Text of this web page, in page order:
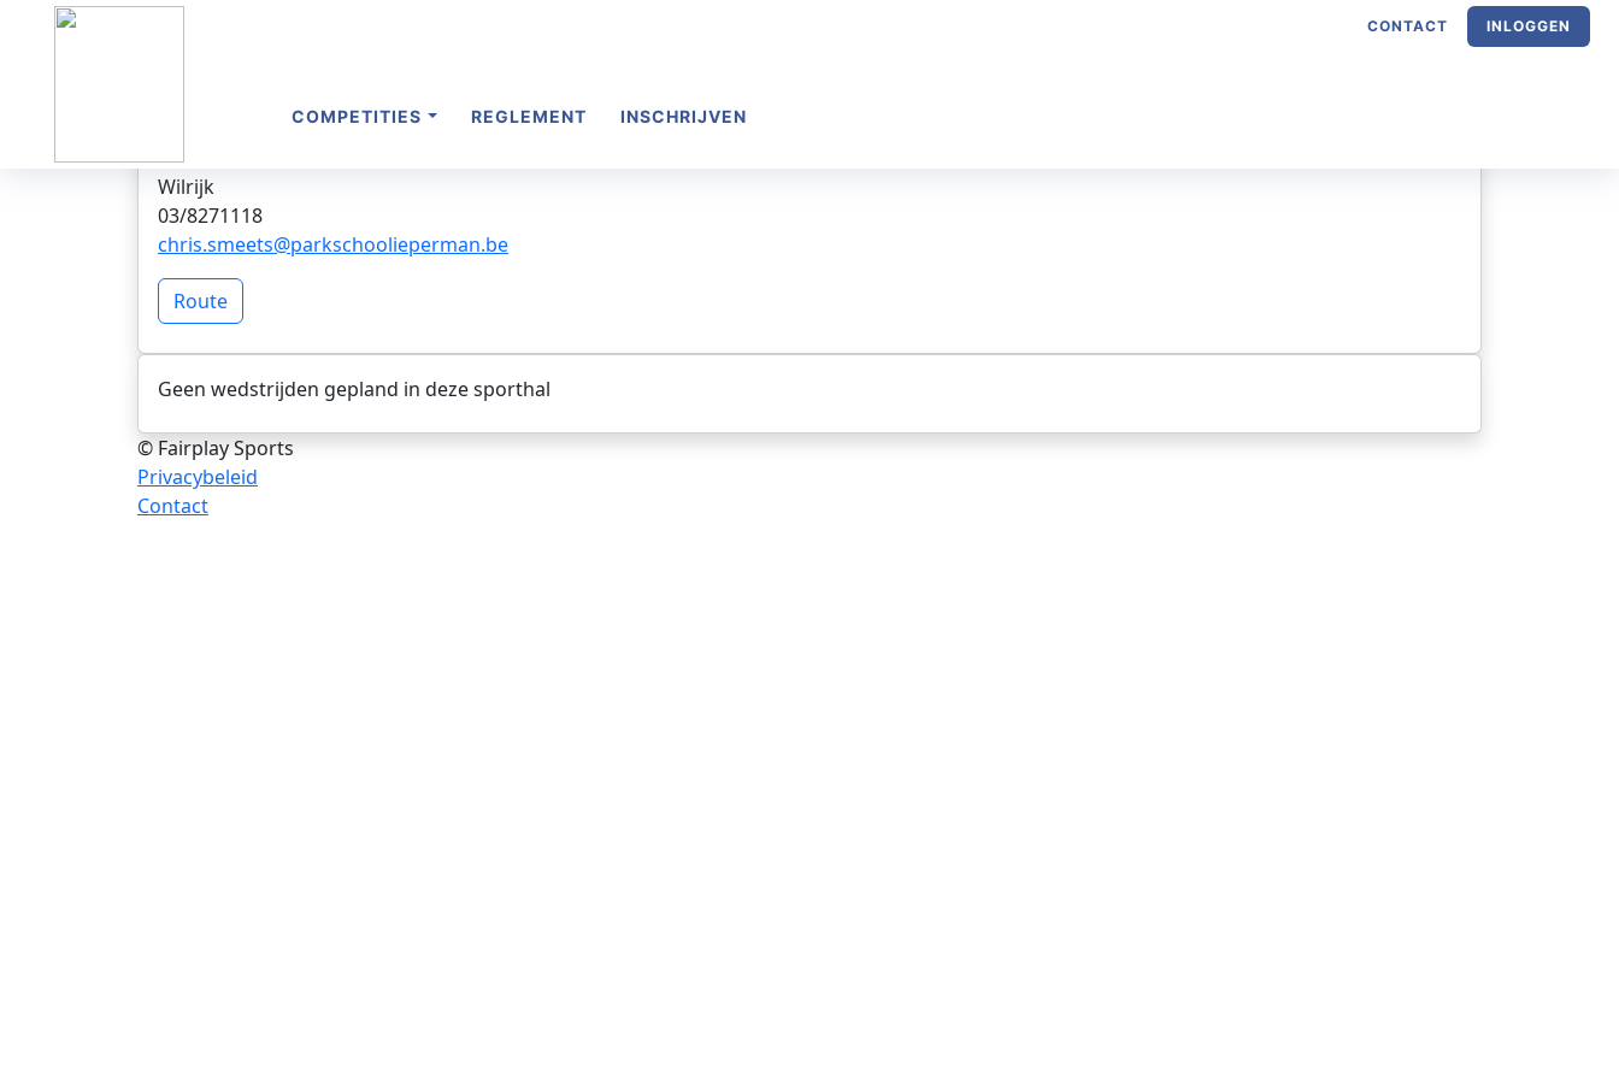
CONTACT INLOGGEN
COMPETITIES REGLEMENT INSCHRIJVEN
GO! Campus Ieperman Wilrijk
Kerkelei 43
Wilrijk
03/8271118
chris.smeets@parkschoolieperman.be
Route
Geen wedstrijden gepland in deze sporthal
© Fairplay Sports
Privacybeleid
Contact